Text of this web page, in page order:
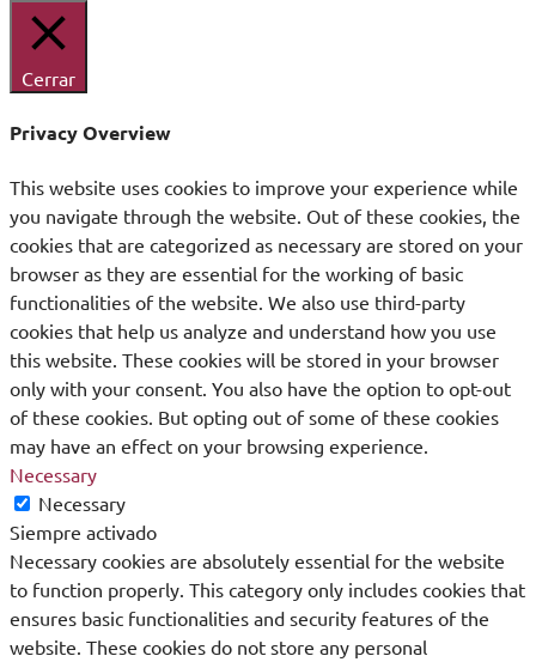
Cerrar
Privacy Overview
This website uses cookies to improve your experience while
you navigate through the website. Out of these cookies, the
cookies that are categorized as necessary are stored on your
browser as they are essential for the working of basic
functionalities of the website. We also use third-party
cookies that help us analyze and understand how you use
this website. These cookies will be stored in your browser
only with your consent. You also have the option to opt-out
of these cookies. But opting out of some of these cookies
may have an effect on your browsing experience.
Necessary
Necessary
Siempre activado
Necessary cookies are absolutely essential for the website
to function properly. This category only includes cookies that
ensures basic functionalities and security features of the
website. These cookies do not store any personal